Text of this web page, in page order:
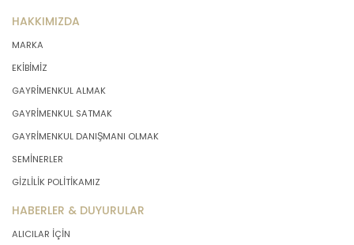
HAKKIMIZDA
MARKA
EKİBİMİZ
GAYRİMENKUL ALMAK
GAYRİMENKUL SATMAK
GAYRİMENKUL DANIŞMANI OLMAK
SEMİNERLER
GİZLİLİK POLİTİKAMIZ
HABERLER & DUYURULAR
ALICILAR İÇİN